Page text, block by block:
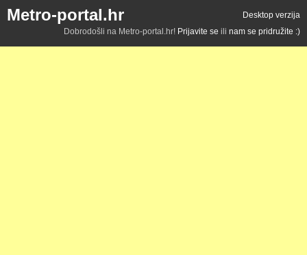
Metro-portal.hr
Desktop verzija
Dobrodošli na Metro-portal.hr! Prijavite se ili nam se pridružite :)